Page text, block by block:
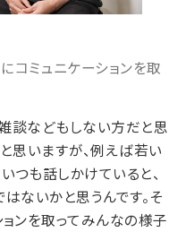
コミュニケーションを取
談などもしない方だと思
思いますが、例えば若い
も話しかけていると、
ないかと思うんです。そ
ンを取ってみんなの様子